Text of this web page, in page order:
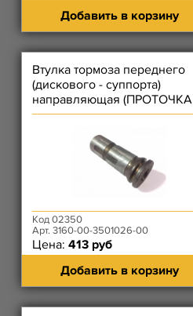
Добавить в корзину
Втулка тормоза переднего
(дискового - суппорта)
направляющая (ПРОТОЧКА
ПО ОКРУЖНОСТИ)
Код 02350
Арт. 3160-00-3501026-00
Цена: 413 руб
Добавить в корзину